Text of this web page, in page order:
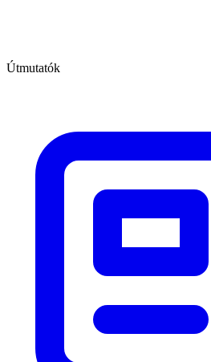
Útmutatók